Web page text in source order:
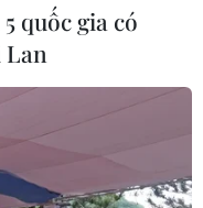
quốc gia có
Lan